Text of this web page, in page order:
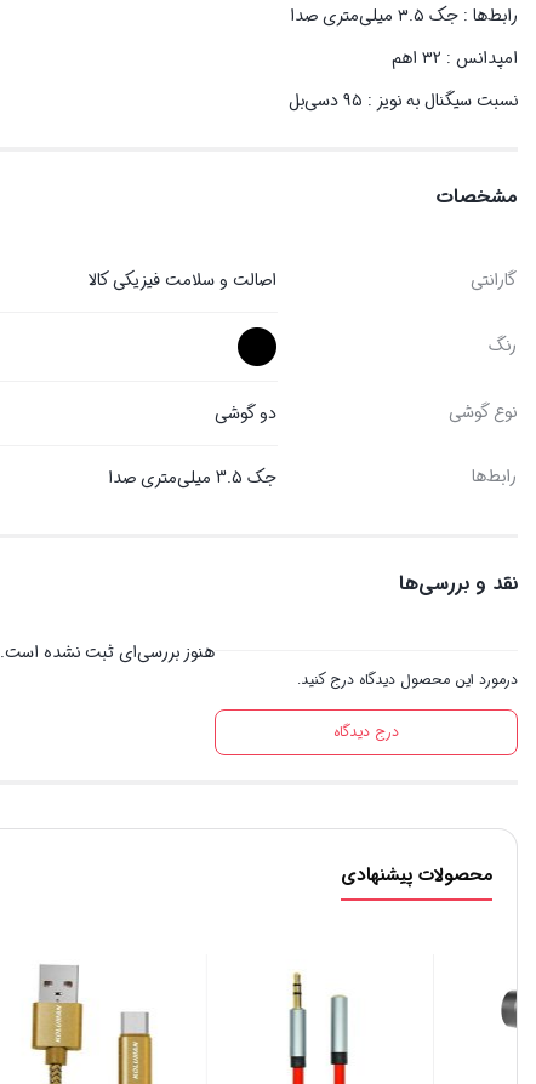
رابط‌ها : جک ۳.۵ میلی‌متری صدا
امپدانس : ۳۲ اهم
نسبت سیگنال به نویز : ۹۵ دسی‌بل
مشخصات
گارانتی اصالت و سلامت فیزیکی کالا
رنگ
نوع گوشی دو گوشی
رابط‌ها جک 3.5 میلی‌متری صدا
نقد و بررسی‌ها
درمورد این محصول دیدگاه درج کنید.
درج دیدگاه
هنوز بررسی‌ای ثبت نشده است.
محصولات پیشنهادی